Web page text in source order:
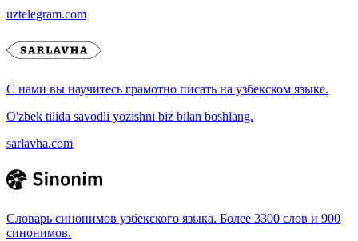
uztelegram.com
С нами вы научитесь грамотно писать на узбекском языке.
O'zbek tilida savodli yozishni biz bilan boshlang.
sarlavha.com
Словарь синонимов узбекского языка. Более 3300 слов и 900
синонимов.